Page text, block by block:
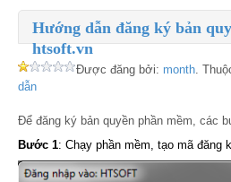
Hướng dẫn đăng ký bản
htsoft.vn
Được đăng bởi: month.
dẫn
Để đăng ký bản quyền phần mềm, các
Bước 1: Chạy phần mềm, tạo mã đăng